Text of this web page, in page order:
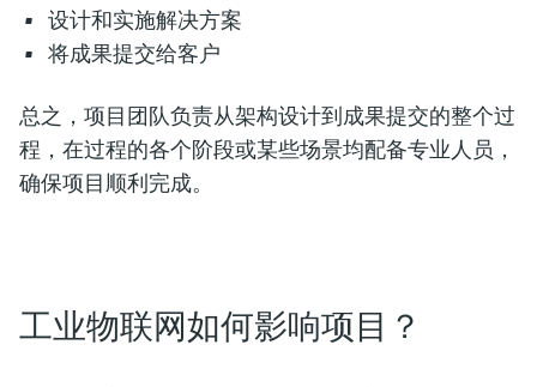
设计和实施解决方案
将成果提交给客户
总之，项目团队负责从架构设计到成果提交的整个过
程，在过程的各个阶段或某些场景均配备专业人员，
确保项目顺利完成。
工业物联网如何影响项目？